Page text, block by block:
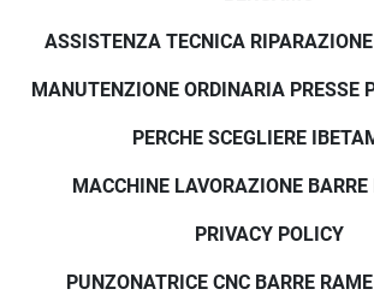
ASSISTENZA TECNICA
MANUTENZIONE ORDINARIA PRESSE
PERCHE SCEGLIERE
MACCHINE LAVORAZIONE BARRE
PRIVACY POLICY
PUNZONATRICE CNC BARRE